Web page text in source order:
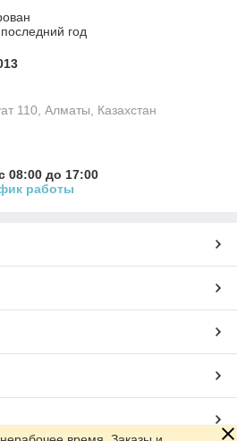
год
110, Алматы, Казахстан
08:00 до 17:00
работы